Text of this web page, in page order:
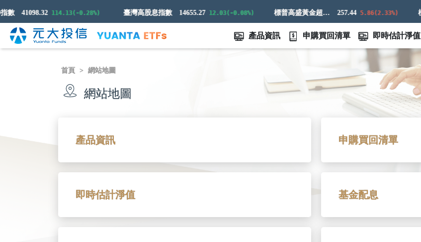
41098.32 114.13(-0.28%) 臺灣高股息指數 14655.27 12.03(-0.08%) 標普高盛黃金超額回報指數 257.44 5.86(2.33%)
產品資訊 申購買回清單 即時估計淨值
首頁 網站地圖
網站地圖
產品資訊 申購買回清單
即時估計淨值 基金配息